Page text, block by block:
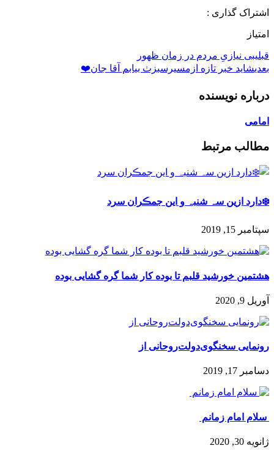
اشتراک گذاری :
امتیاز
قبلیبی نیازیِ مردم در زمان ظهور
بعدیشاید خبر تازه ازمسیرسبزٺ بیابم آقا جان❤️
درباره نویسنده
امامی
مطالب مرتبط
❄️دارد ازین سہ شنبہ و این جمڪران سرد
سپتامبر 15, 2019
هشتمین خورشید قلبم تا بوده کار شما گره گشایی بوده
آوریل 9, 2020
رونمایی سخنگوی‌دولت‌روحانی از
دسامبر 17, 2019
️ سلام امام زمانم ️
ژانویه 30, 2020